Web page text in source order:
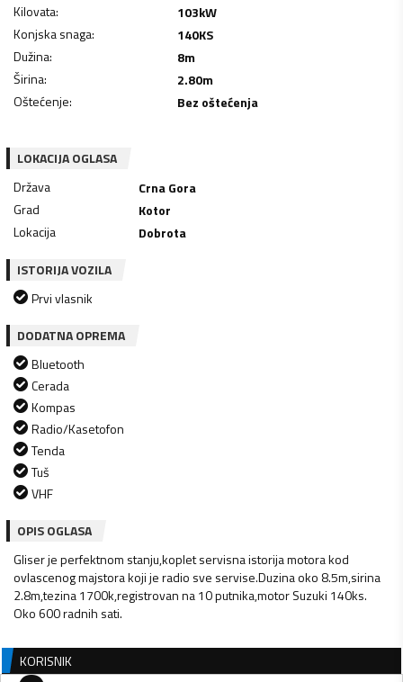
Kilovata: 103kW
Konjska snaga: 140KS
Dužina: 8m
Širina: 2.80m
Oštećenje: Bez oštećenja
LOKACIJA OGLASA
Država
Crna Gora
Grad
Kotor
Lokacija
Dobrota
ISTORIJA VOZILA
Prvi vlasnik
DODATNA OPREMA
Bluetooth
Cerada
Kompas
Radio/Kasetofon
Tenda
Tuš
VHF
OPIS OGLASA
Gliser je perfektnom stanju,koplet servisna istorija motora kod
ovlascenog majstora koji je radio sve servise.Duzina oko 8.5m,sirina
2.8m,tezina 1700k,registrovan na 10 putnika,motor Suzuki 140ks.
Oko 600 radnih sati.
KORISNIK